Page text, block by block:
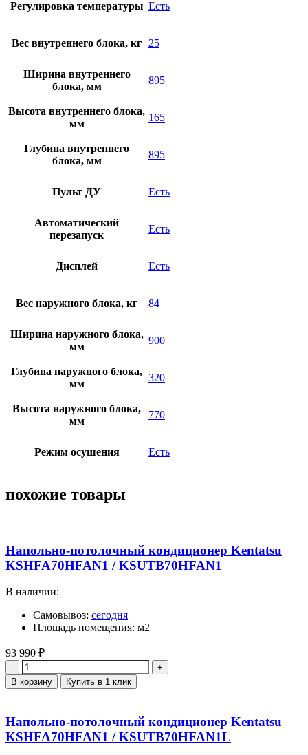
Регулировка температуры Есть
Вес внутреннего блока, кг 25
Ширина внутреннего
блока, мм
895
Высота внутреннего блока,
мм
165
Глубина внутреннего
блока, мм
895
Пульт ДУ Есть
Автоматический
перезапуск
Есть
Дисплей Есть
Вес наружного блока, кг 84
Ширина наружного блока,
мм
900
Глубина наружного блока,
мм
320
Высота наружного блока,
мм
770
Режим осушения Есть
похожие товары
Напольно-потолочный кондиционер Kentatsu
KSHFA70HFAN1 / KSUTB70HFAN1
В наличии:
Самовывоз: сегодня
Площадь помещения: м2
93 990 ₽
Количество
В корзину Купить в 1 клик
Напольно-потолочный кондиционер Kentatsu
KSHFA70HFAN1 / KSUTB70HFAN1L